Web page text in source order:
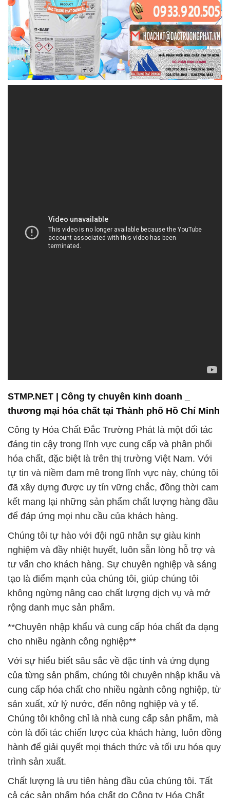
Công ty Hóa Chất Đắc Trường Phát là một đối tác
đáng tin cậy trong lĩnh vực cung cấp và phân phối
hóa chất, đặc biệt là trên thị trường Việt Nam. Với
tự tin và niềm đam mê trong lĩnh vực này, chúng tôi
đã xây dựng được uy tín vững chắc, đồng thời cam
kết mang lại những sản phẩm chất lượng hàng đầu
để đáp ứng mọi nhu cầu của khách hàng.
Chúng tôi tự hào với đội ngũ nhân sự giàu kinh
nghiệm và đầy nhiệt huyết, luôn sẵn lòng hỗ trợ và
tư vấn cho khách hàng. Sự chuyên nghiệp và sáng
tạo là điểm mạnh của chúng tôi, giúp chúng tôi
không ngừng nâng cao chất lượng dịch vụ và mở
rộng danh mục sản phẩm.
**Chuyên nhập khẩu và cung cấp hóa chất đa dạng
cho nhiều ngành công nghiệp**
Với sự hiểu biết sâu sắc về đặc tính và ứng dụng
của từng sản phẩm, chúng tôi chuyên nhập khẩu và
cung cấp hóa chất cho nhiều ngành công nghiệp, từ
sản xuất, xử lý nước, đến nông nghiệp và y tế.
Chúng tôi không chỉ là nhà cung cấp sản phẩm, mà
còn là đối tác chiến lược của khách hàng, luôn đồng
hành để giải quyết mọi thách thức và tối ưu hóa quy
trình sản xuất.
Chất lượng là ưu tiên hàng đầu của chúng tôi. Tất
cả các sản phẩm hóa chất do Công ty Hóa Chất
Đắc Trường Phát cung cấp đều được kiểm định
chặt chẽ để đảm bảo an toàn và hiệu quả trong quá
trình sử dụng. Chúng tôi không ngừng nỗ lực
nghiên cứu và phát triển để đưa ra những giải pháp